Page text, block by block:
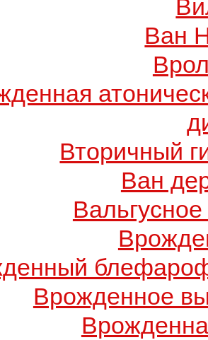
Ван
Вторичный
Ван
Врожденное